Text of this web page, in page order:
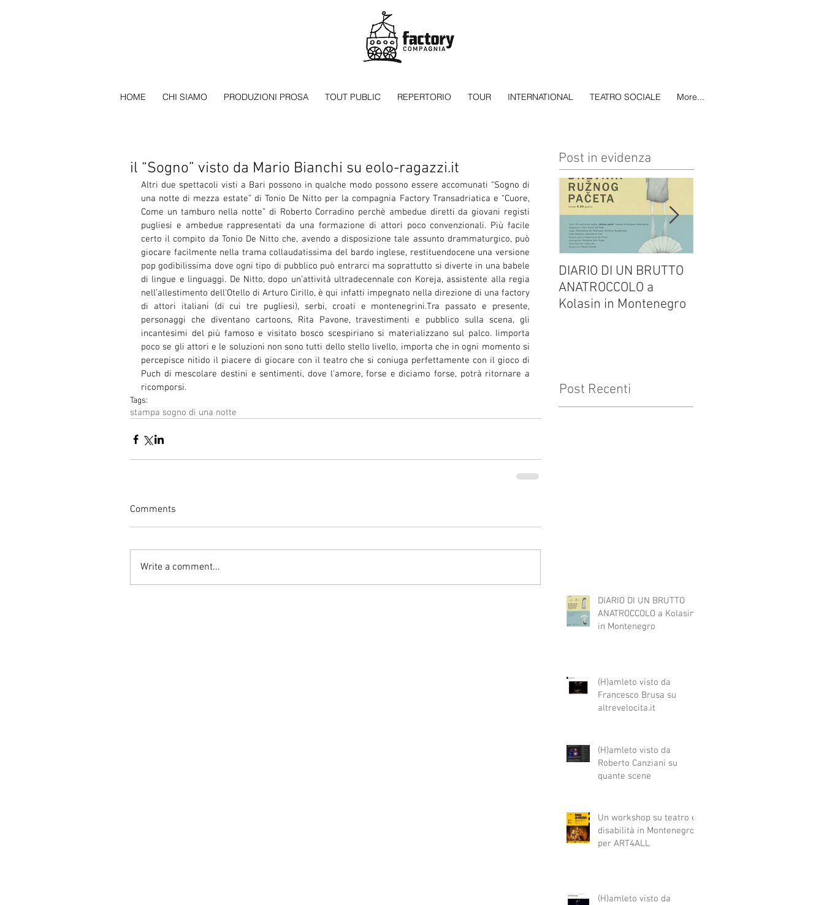
HOME CHI SIAMO PRODUZIONI PROSA TOUT PUBLIC REPERTORIO TOUR INTERNATIONAL TEATRO SOCIALE More...
il “Sogno” visto da Mario Bianchi su eolo-ragazzi.it
Altri due spettacoli visti a Bari possono in qualche modo possono essere accomunati “Sogno di
una notte di mezza estate” di Tonio De Nitto per la compagnia Factory Transadriatica e “Cuore,
Come un tamburo nella notte” di Roberto Corradino perchè ambedue diretti da giovani registi
pugliesi e ambedue rappresentati da una formazione di attori poco convenzionali. Più facile
certo il compito da Tonio De Nitto che, avendo a disposizione tale assunto drammaturgico, può
giocare facilmente nella trama collaudatissima del bardo inglese, restituendocene una versione
pop godibilissima dove ogni tipo di pubblico può entrarci ma soprattutto si diverte in una babele
di lingue e linguaggi. De Nitto, dopo un’attività ultradecennale con Koreja, assistente alla regia
nell’allestimento dell’Otello di Arturo Cirillo, è qui infatti impegnato nella direzione di una factory
di attori italiani (di cui tre pugliesi), serbi, croati e montenegrini.Tra passato e presente,
personaggi che diventano cartoons, Rita Pavone, travestimenti e pubblico sulla scena, gli
incantesimi del più famoso e visitato bosco scespiriano si materializzano sul palco. Iimporta
poco se gli attori e le soluzioni non sono tutti dello stello livello, importa che in ogni momento si
percepisce nitido il piacere di giocare con il teatro che si coniuga perfettamente con il gioco di
Puch di mescolare destini e sentimenti, dove l'amore, forse e diciamo forse, potrà ritornare a
ricomporsi.
Tags:
stampa sogno di una notte
Comments
Write a comment...
Post in evidenza
DIARIO DI UN BRUTTO
ANATROCCOLO a
Kolasin in Montenegro
Post Recenti
DIARIO DI UN BRUTTO
ANATROCCOLO a Kolasin
in Montenegro
(H)amleto visto da
Francesco Brusa su
altrevelocita.it
(H)amleto visto da
Roberto Canziani su
quante scene
Un workshop su teatro e
disabilità in Montenegro
per ART4ALL
(H)amleto visto da